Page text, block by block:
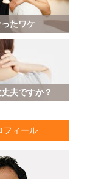
たワケ
夫ですか？
フィール